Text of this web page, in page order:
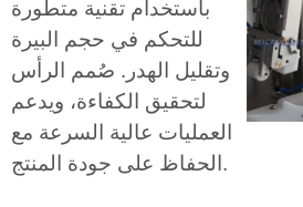
باستخدام تقنية متطورة
للتحكم في حجم البيرة
وتقليل الهدر. صُمم الرأس
لتحقيق الكفاءة، ويدعم
العمليات عالية السرعة مع
الحفاظ على جودة المنتج.